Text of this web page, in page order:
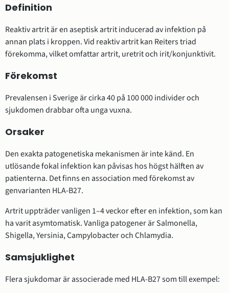
Definition
Reaktiv artrit är en aseptisk artrit inducerad av infektion på
annan plats i kroppen. Vid reaktiv artrit kan Reiters triad
förekomma, vilket omfattar artrit, uretrit och irit/konjunktivit.
Förekomst
Prevalensen i Sverige är cirka 40 på 100 000 individer och
sjukdomen drabbar ofta unga vuxna.
Orsaker
Den exakta patogenetiska mekanismen är inte känd. En
utlösande fokal infektion kan påvisas hos högst hälften av
patienterna. Det finns en association med förekomst av
genvarianten HLA-B27.
Artrit uppträder vanligen 1–4 veckor efter en infektion, som kan
ha varit asymtomatisk. Vanliga patogener är Salmonella,
Shigella, Yersinia, Campylobacter och Chlamydia.
Samsjuklighet
Flera sjukdomar är associerade med HLA-B27 som till exempel: